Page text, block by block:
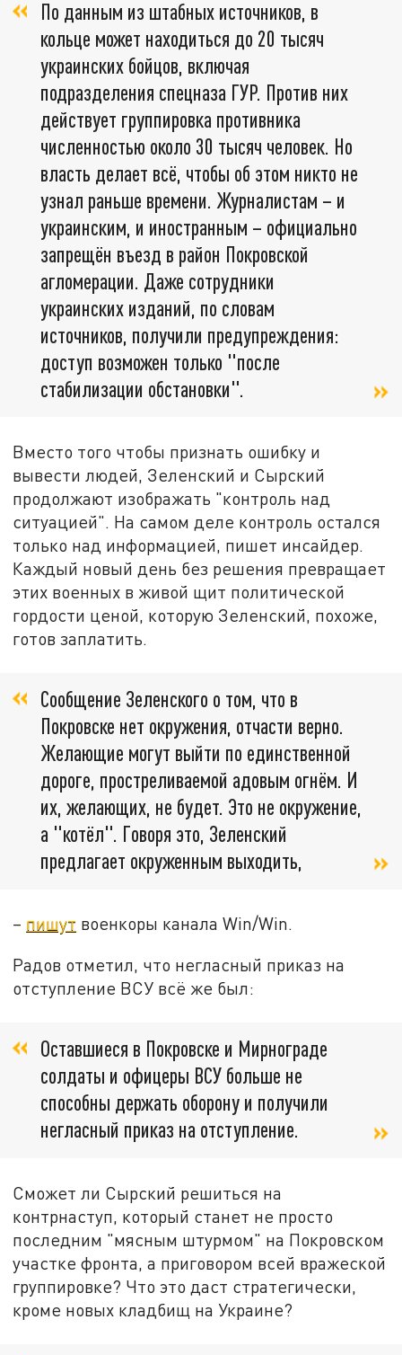
По данным из штабных источников, в
кольце может находиться до 20 тысяч
украинских бойцов, включая
подразделения спецназа ГУР. Против них
действует группировка противника
численностью около 30 тысяч человек. Но
власть делает всё, чтобы об этом никто не
узнал раньше времени. Журналистам – и
украинским, и иностранным – официально
запрещён въезд в район Покровской
агломерации. Даже сотрудники
украинских изданий, по словам
источников, получили предупреждения:
доступ возможен только "после
стабилизации обстановки".
Вместо того чтобы признать ошибку и
вывести людей, Зеленский и Сырский
продолжают изображать "контроль над
ситуацией". На самом деле контроль остался
только над информацией, пишет инсайдер.
Каждый новый день без решения превращает
этих военных в живой щит политической
гордости ценой, которую Зеленский, похоже,
готов заплатить.
Сообщение Зеленского о том, что в
Покровске нет окружения, отчасти верно.
Желающие могут выйти по единственной
дороге, простреливаемой адовым огнём. И
их, желающих, не будет. Это не окружение,
а "котёл". Говоря это, Зеленский
предлагает окруженным выходить,
– пишут военкоры канала Win/Win.
Радов отметил, что негласный приказ на
отступление ВСУ всё же был:
Оставшиеся в Покровске и Мирнограде
солдаты и офицеры ВСУ больше не
способны держать оборону и получили
негласный приказ на отступление.
Сможет ли Сырский решиться на
контрнаступ, который станет не просто
последним "мясным штурмом" на Покровском
участке фронта, а приговором всей вражеской
группировке? Что это даст стратегически,
кроме новых кладбищ на Украине?